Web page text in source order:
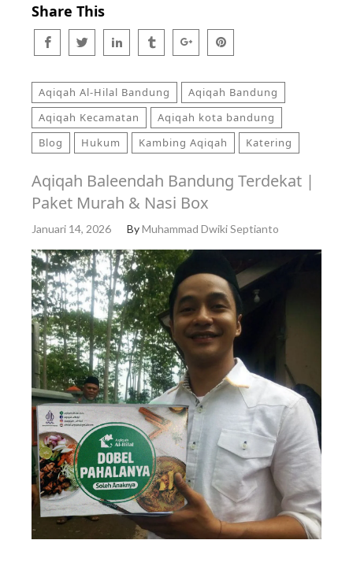
Share This
Aqiqah Al-Hilal Bandung
Aqiqah Bandung
Aqiqah Kecamatan
Aqiqah kota bandung
Blog
Hukum Kambing Aqiqah Katering
Aqiqah Baleendah Bandung Terdekat |
Paket Murah & Nasi Box
Januari 14, 2026 ByMuhammad Dwiki Septianto